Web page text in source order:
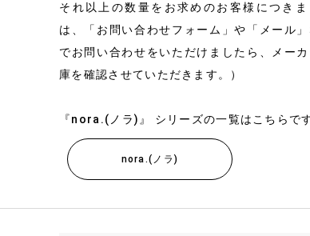
それ以上の数量をお求めのお客様につきま
は、「お問い合わせフォーム」や「メール
でお問い合わせをいただけましたら、メー
庫を確認させていただきます。）
『nora.(ノラ)』 シリーズの一覧はこちらです
nora.(ノラ)